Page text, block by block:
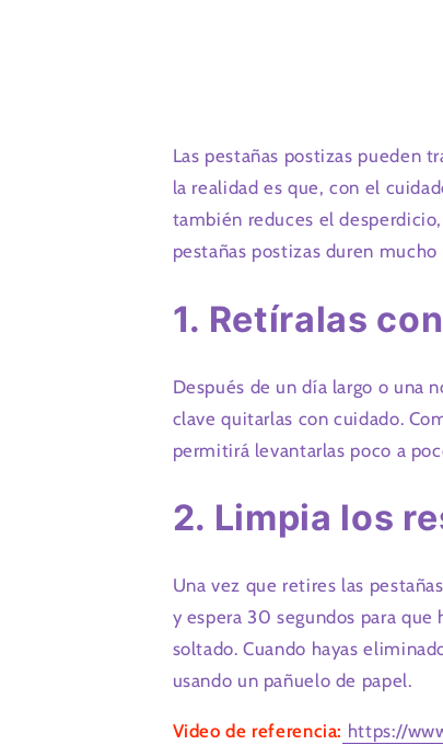
Las pestañas postizas pueden
la realidad es que, con el
también reduces el
pestañas postizas duren mucho
1. Retíralas
Después de un día largo o una
clave quitarlas con cuidado.
permitirá levantarlas poco a
2. Limpia los
Una vez que retires las
y espera 30 segundos para
soltado. Cuando hayas
usando un pañuelo de papel.
Video de referencia: https://